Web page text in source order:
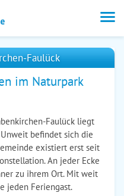
Faulück
im Naturpark
Faulück liegt
befindet sich die
existiert erst seit
An jeder Ecke
zu ihrem Ort. Mit weit
jeden Feriengast.